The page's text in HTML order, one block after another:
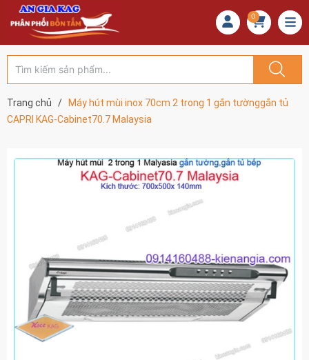
0
Trang chủ /
Máy hút mùi inox 70cm 2 trong 1 gắn tườnggắn tủ
CAPRI KAG-Cabinet70.7 Malaysia